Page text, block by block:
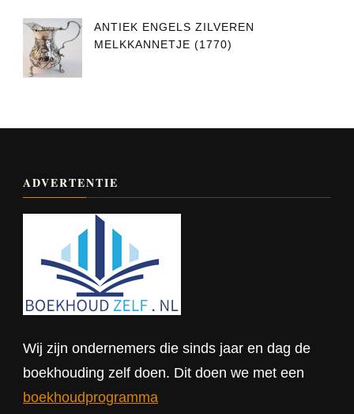
ANTIEK ENGELS ZILVEREN
MELKKANNETJE (1770)
ADVERTENTIE
Wij zijn ondernemers die sinds jaar en dag de
boekhouding zelf doen. Dit doen we met een
boekhoudprogramma